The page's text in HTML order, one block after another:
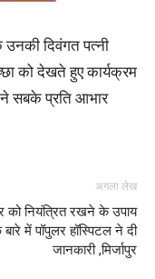
दिवंगत पत्नी
को देखते हुए कार्यक्रम
ने सबके प्रति आभार
अगला लेख
को नियंत्रित रखने के उपाय
में पॉपुलर हॉस्पिटल ने दी
जानकारी ,मिर्जापुर